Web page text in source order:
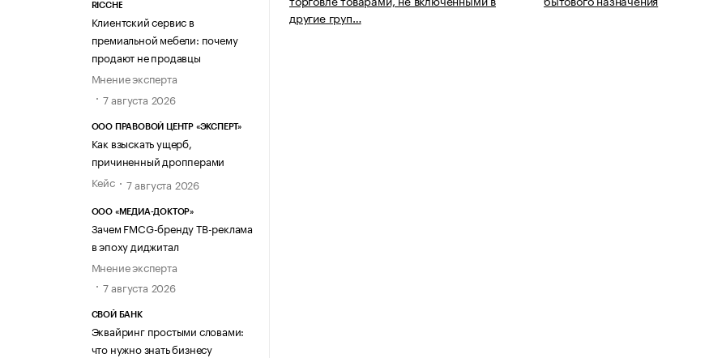
RICCHE
Клиентский сервис в
премиальной мебели: почему
продают не продавцы
Мнение эксперта
7 августа 2026
ООО ПРАВОВОЙ ЦЕНТР «ЭКСПЕРТ»
Как взыскать ущерб,
причиненный дропперами
Кейс
7 августа 2026
ООО «МЕДИА-ДОКТОР»
Зачем FMCG-бренду ТВ-реклама
в эпоху диджитал
Мнение эксперта
7 августа 2026
СВОЙ БАНК
Эквайринг простыми словами:
что нужно знать бизнесу
другие груп…